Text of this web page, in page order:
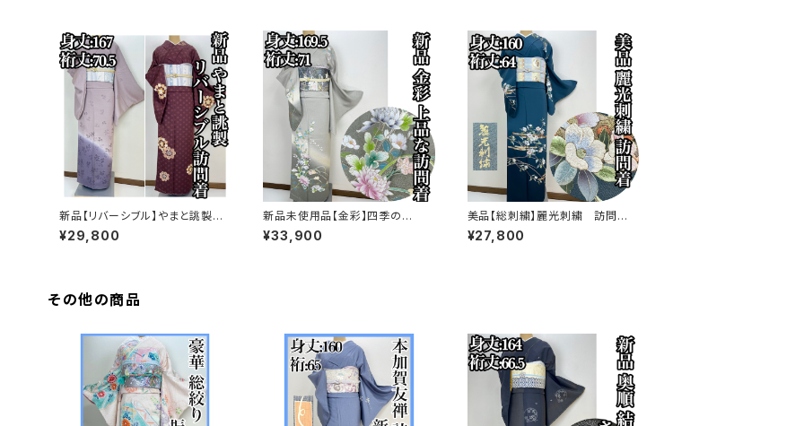
新品【リバーシブル】やまと誂製
正絹 袷 訪問着s771
¥29,800
新品未使用品【金彩】四季の
花々 訪問着 正絹 袷 ガード加工
済s763
¥33,900
美品【総刺繍】麗光刺繍 訪問着
正絹 袷 s761
¥27,800
その他の商品